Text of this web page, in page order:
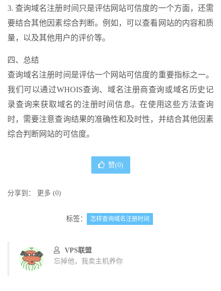
3. 查询域名注册时间只是评估网站可信度的一个方面，还需
要结合其他因素综合判断。例如，可以查看网站的内容和质
量，以及其他用户的评价等。
四、总结
查询域名注册时间是评估一个网站可信度的重要指标之一。
我们可以通过WHOIS查询、域名注册商查询或域名历史记
录查询来获取域名的注册时间信息。在使用这些方法查询
时，需要注意查询结果的准确性和及时性，并结合其他因素
综合判断网站的可信度。
赞(0)
分享到： 更多 (0)
标签： 怎样查询域名注册时间
VPS联盟
忘掉他，我卖主机养你